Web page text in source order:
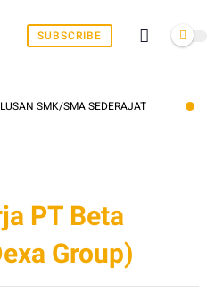
SUBSCRIBE
SMK/SMA SEDERAJAT
PT Beta
Group)